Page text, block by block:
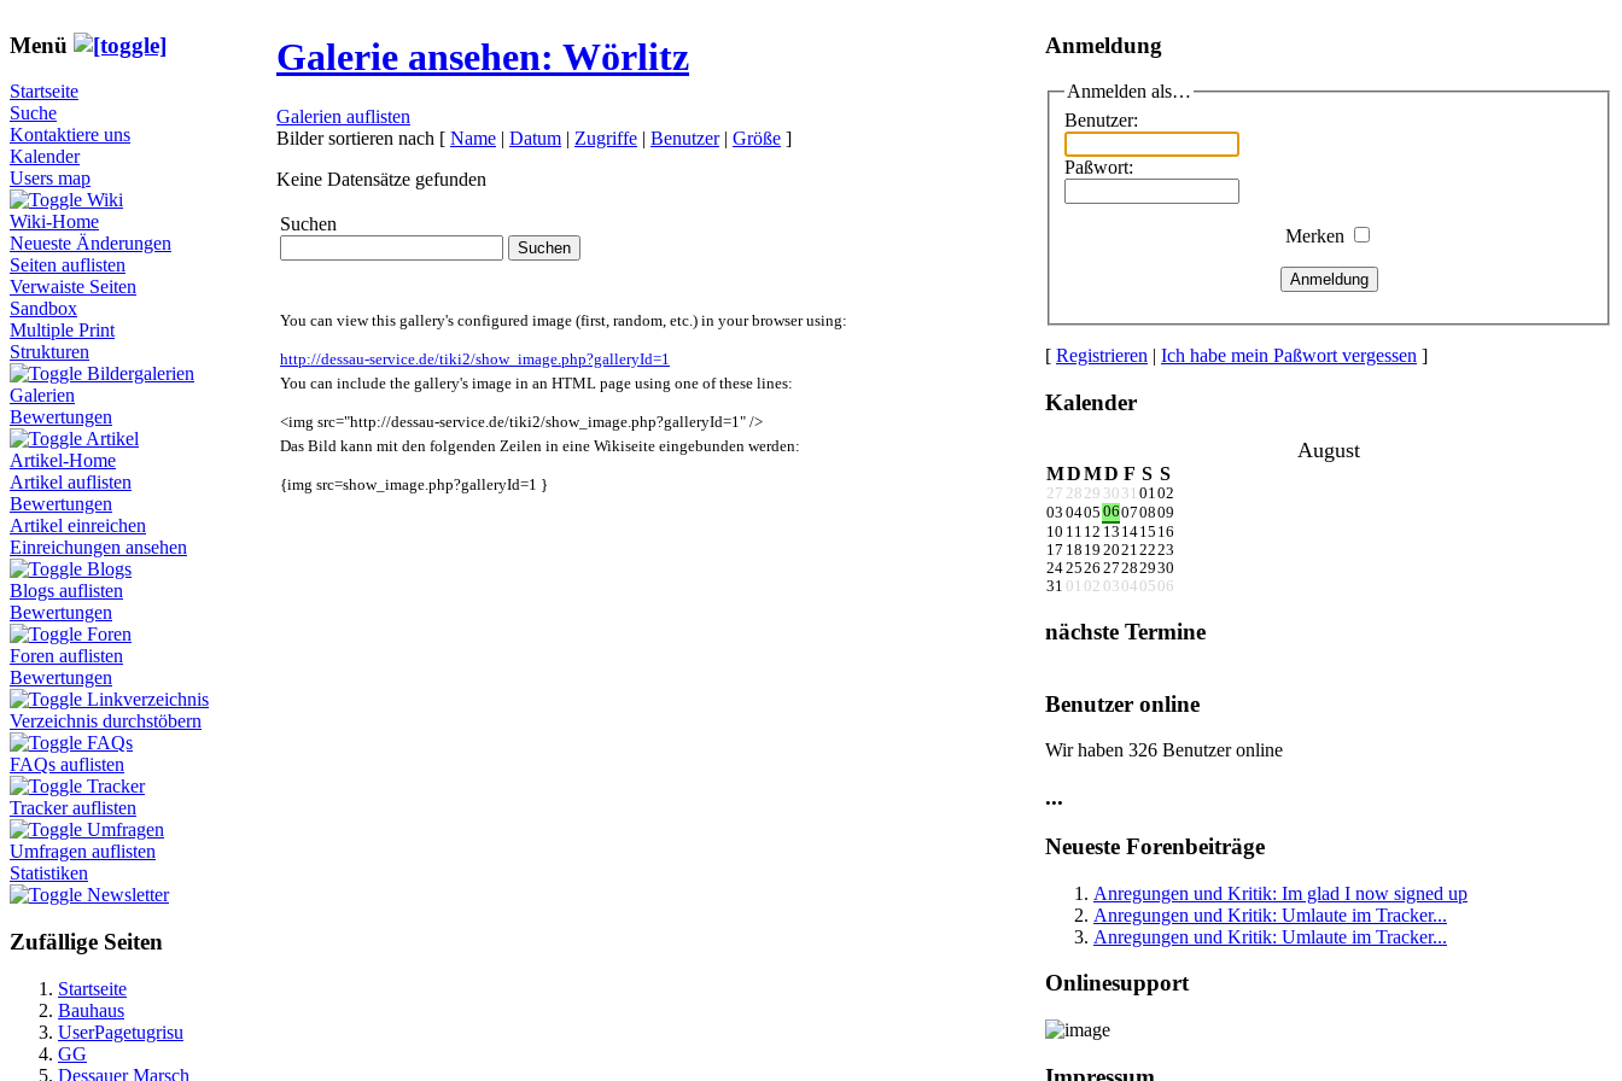
Menü
Startseite
Suche
Kontaktiere uns
Kalender
Users map
Wiki
Wiki-Home
Neueste Änderungen
Seiten auflisten
Verwaiste Seiten
Sandbox
Multiple Print
Strukturen
Bildergalerien
Galerien
Bewertungen
Artikel
Artikel-Home
Artikel auflisten
Bewertungen
Artikel einreichen
Einreichungen ansehen
Blogs
Blogs auflisten
Bewertungen
Foren
Foren auflisten
Bewertungen
Linkverzeichnis
Verzeichnis durchstöbern
FAQs
FAQs auflisten
Tracker
Tracker auflisten
Umfragen
Umfragen auflisten
Statistiken
Newsletter
Zufällige Seiten
Startseite
Bauhaus
UserPagetugrisu
GG
Dessauer Marsch
Galerie ansehen: Wörlitz
Galerien auflisten
Bilder sortieren nach [ Name | Datum | Zugriffe | Benutzer| Größe ]
Keine Datensätze gefunden
Suchen
You can view this gallery's configured image (first, random, etc.) in your browser using:
http://dessau-service.de/tiki2/show_image.php?galleryId=1
You can include the gallery's image in an HTML page using one of these lines:
<img src="http://dessau-service.de/tiki2/show_image.php?galleryId=1" />
Das Bild kann mit den folgenden Zeilen in eine Wikiseite eingebunden werden:
{img src=show_image.php?galleryId=1 }
Anmeldung
Anmelden als…
Benutzer:
Paßwort:
Merken
Anmeldung
[ Registrieren | Ich habe mein Paßwort vergessen ]
Kalender
August
MDMD F S S
27 28 29 30 31 0102
03 0405 06070809
10 11 12 13 1415 16
17 18 19 20212223
242526 27282930
31 01 02 03 04 05 06
nächste Termine
Benutzer online
Wir haben 326 Benutzer online
...
Neueste Forenbeiträge
Anregungen und Kritik: Im glad I now signed up
Anregungen und Kritik: Umlaute im Tracker...
Anregungen und Kritik: Umlaute im Tracker...
Onlinesupport